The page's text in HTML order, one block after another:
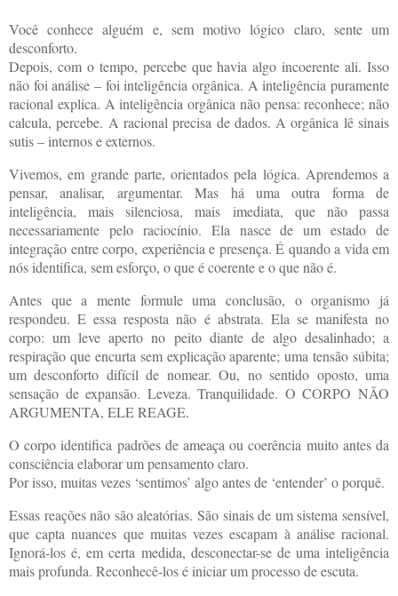
Você conhece alguém e, sem motivo lógico claro, sente um
desconforto.
Depois, com o tempo, percebe que havia algo incoerente ali. Isso
não foi análise – foi inteligência orgânica. A inteligência puramente
racional explica. A inteligência orgânica não pensa: reconhece; não
calcula, percebe. A racional precisa de dados. A orgânica lê sinais
sutis – internos e externos.
Vivemos, em grande parte, orientados pela lógica. Aprendemos a
pensar, analisar, argumentar. Mas há uma outra forma de
inteligência, mais silenciosa, mais imediata, que não passa
necessariamente pelo raciocínio. Ela nasce de um estado de
integração entre corpo, experiência e presença. É quando a vida em
nós identifica, sem esforço, o que é coerente e o que não é.
Antes que a mente formule uma conclusão, o organismo já
respondeu. E essa resposta não é abstrata. Ela se manifesta no
corpo: um leve aperto no peito diante de algo desalinhado; a
respiração que encurta sem explicação aparente; uma tensão súbita;
um desconforto difícil de nomear. Ou, no sentido oposto, uma
sensação de expansão. Leveza. Tranquilidade. O CORPO NÃO
ARGUMENTA, ELE REAGE.
O corpo identifica padrões de ameaça ou coerência muito antes da
consciência elaborar um pensamento claro.
Por isso, muitas vezes ‘sentimos’ algo antes de ‘entender’ o porquê.
Essas reações não são aleatórias. São sinais de um sistema sensível,
que capta nuances que muitas vezes escapam à análise racional.
Ignorá-los é, em certa medida, desconectar-se de uma inteligência
mais profunda. Reconhecê-los é iniciar um processo de escuta.